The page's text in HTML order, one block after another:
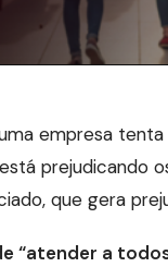
empresa
prejudicando
que gera
“atender a